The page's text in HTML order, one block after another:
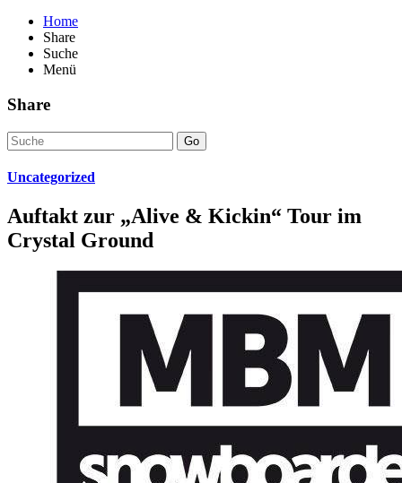
Home
Share
Suche
Menü
Share
Go
Uncategorized
Auftakt zur „Alive & Kickin“ Tour im
Crystal Ground